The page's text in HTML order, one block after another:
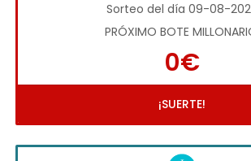
Sorteo del día 09-08-
PRÓXIMO BOTE
0€
¡SUERTE!